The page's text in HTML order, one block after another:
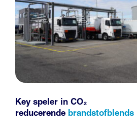
Key speler in CO₂
reducerende brandstofblends